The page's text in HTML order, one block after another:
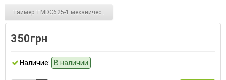
Таймер TMDC625-1 механический
350грн
Наличие: В наличии